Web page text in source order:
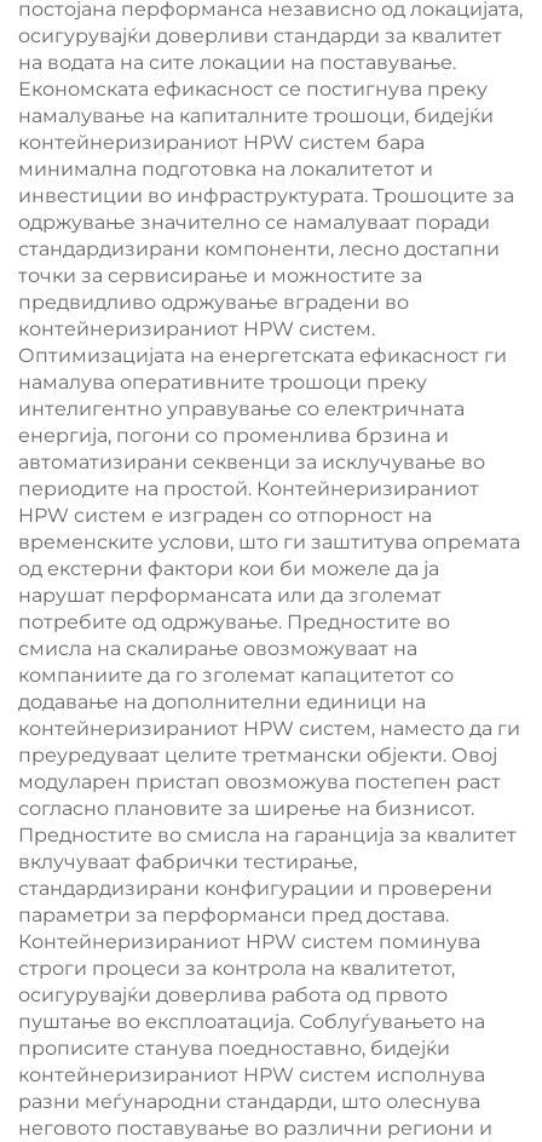
постојана перформанса независно од локацијата,
осигурувајќи доверливи стандарди за квалитет
на водата на сите локации на поставување.
Економската ефикасност се постигнува преку
намалување на капиталните трошоци, бидејќи
контейнеризираниот HPW систем бара
минимална подготовка на локалитетот и
инвестиции во инфраструктурата. Трошоците за
одржување значително се намалуваат поради
стандардизирани компоненти, лесно достапни
точки за сервисирање и можностите за
предвидливо одржување вградени во
контейнеризираниот HPW систем.
Оптимизацијата на енергетската ефикасност ги
намалува оперативните трошоци преку
интелигентно управување со електричната
енергија, погони со променлива брзина и
автоматизирани секвенци за исклучување во
периодите на простой. Контейнеризираниот
HPW систем е изграден со отпорност на
временските услови, што ги заштитува опремата
од екстерни фактори кои би можеле да ја
нарушат перформансата или да зголемат
потребите од одржување. Предностите во
смисла на скалирање овозможуваат на
компаниите да го зголемат капацитетот со
додавање на дополнителни единици на
контейнеризираниот HPW систем, наместо да ги
преуредуваат целите третмански објекти. Овој
модуларен пристап овозможува постепен раст
согласно плановите за ширење на бизнисот.
Предностите во смисла на гаранција за квалитет
вклучуваат фабрички тестирање,
стандардизирани конфигурации и проверени
параметри за перформанси пред достава.
Контейнеризираниот HPW систем поминува
строги процеси за контрола на квалитетот,
осигурувајќи доверлива работа од првото
пуштање во експлоатација. Соблуѓувањето на
прописите станува поедноставно, бидејќи
контейнеризираниот HPW систем исполнува
разни меѓународни стандарди, што олеснува
неговото поставување во различни региони и